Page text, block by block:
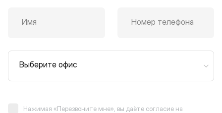
Имя Номер телефона
Выберите офис
Нажимая «Перезвоните мне», вы даёте согласие на